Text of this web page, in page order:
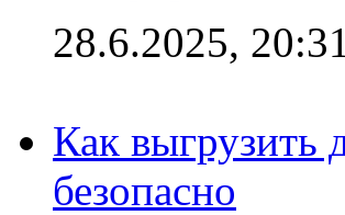
28.6.2025, 20:31
Как выгрузить
безопасно